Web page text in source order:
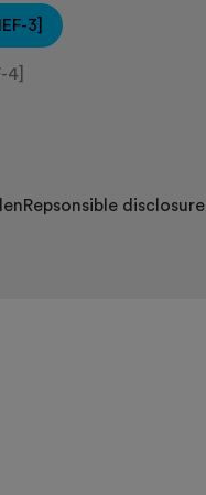
3]
4]
Repsonsible disclosure